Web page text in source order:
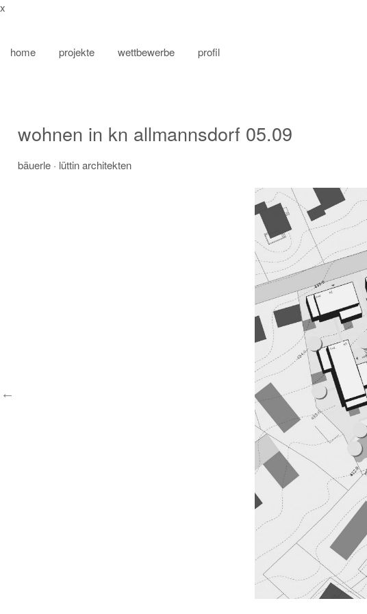
x
content
home projekte wettbewerbe profil
wohnen in kn allmannsdorf 05.09
bäuerle · lüttin architekten